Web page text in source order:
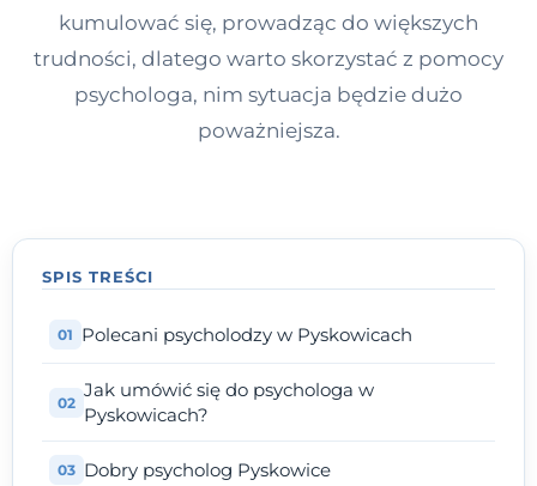
kumulować się, prowadząc do większych
trudności, dlatego warto skorzystać z pomocy
psychologa, nim sytuacja będzie dużo
poważniejsza.
SPIS TREŚCI
Polecani psycholodzy w Pyskowicach
Jak umówić się do psychologa w
Pyskowicach?
Dobry psycholog Pyskowice